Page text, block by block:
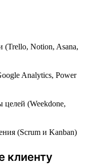
(Trello, Notion, Asana,
Analytics, Power
целей (Weekdone,
(Scrum и Kanban)
клиенту